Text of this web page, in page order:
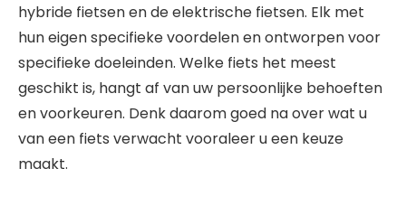
hybride fietsen en de elektrische fietsen. Elk met
hun eigen specifieke voordelen en ontworpen voor
specifieke doeleinden. Welke fiets het meest
geschikt is, hangt af van uw persoonlijke behoeften
en voorkeuren. Denk daarom goed na over wat u
van een fiets verwacht vooraleer u een keuze
maakt.